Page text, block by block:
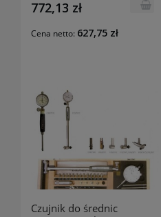
772,13 zł
Cena netto: 627,75 zł
Czujnik do średnic